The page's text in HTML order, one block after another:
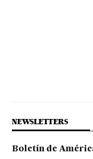
NEWSLETTERS
Boletín de